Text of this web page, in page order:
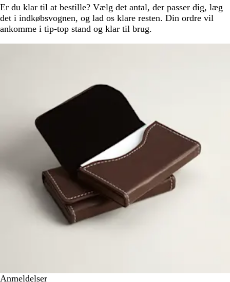
Er du klar til at bestille? Vælg det antal, der passer dig, læg
det i indkøbsvognen, og lad os klare resten. Din ordre vil
ankomme i tip-top stand og klar til brug.
Anmeldelser